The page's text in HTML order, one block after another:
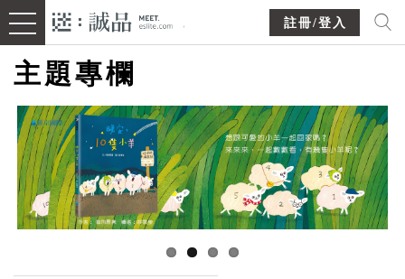
註冊/登入
主題專欄